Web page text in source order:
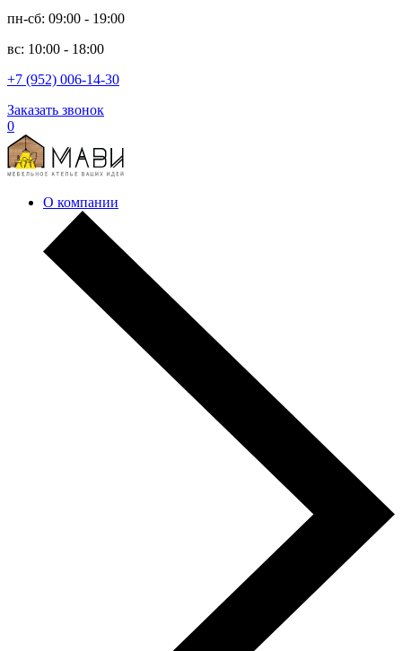
пн-сб: 09:00 - 19:00
вс: 10:00 - 18:00
+7 (952) 006-14-30
Заказать звонок
0
О компании